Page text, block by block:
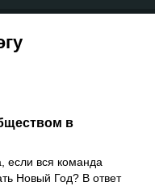
в
если вся команда
Новый Год? В ответ